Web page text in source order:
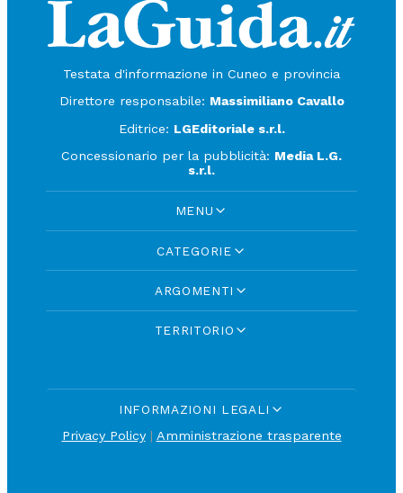
Testata d'informazione in Cuneo e provincia
Direttore responsabile: Massimiliano Cavallo
Editrice: LGEditoriale s.r.l.
Concessionario per la pubblicità: Media L.G.
s.r.l.
MENU
CATEGORIE
ARGOMENTI
TERRITORIO
INFORMAZIONI LEGALI
Privacy Policy| Amministrazione trasparente